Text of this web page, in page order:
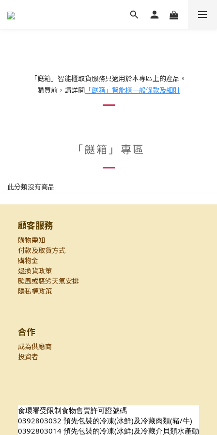
「餸箱」智能櫃取貨服務只適用於本專區上的產品。
購買前，請詳閱 「餸箱」智能櫃一般條款及細則
「餸箱」專區
此分類沒有商品
顧客服務
購物需知
付款及取貨方式
購物金
退換貨政策
颱風或惡劣天氣安排
隱私權政策
合作
成為供應商
投資者
食環署受限制食物售賣許可證號碼
0392803032 預先包裝的冷凍(冰鮮)及冷藏肉類(豬/牛)
0392803014 預先包裝的冷凍(冰鮮)及冷藏介貝類水產動